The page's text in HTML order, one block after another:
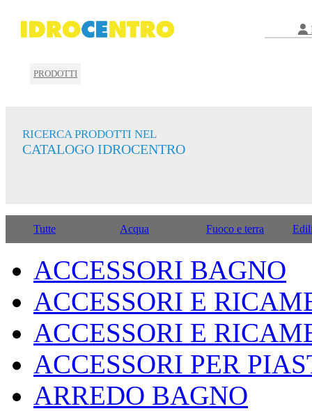
PRODOTTI
RICERCA PRODOTTI NEL
CATALOGO IDROCENTRO
Tutte Acqua Fuoco e terra
ACCESSORI BAGNO
ACCESSORI E
ACCESSORI E
ACCESSORI PER
ARREDO BAGNO